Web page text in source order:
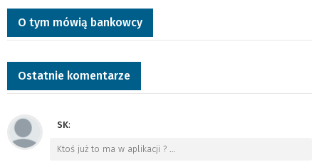
O tym mówią bankowcy
Ostatnie komentarze
SK:
Ktoś już to ma w aplikacji ? …